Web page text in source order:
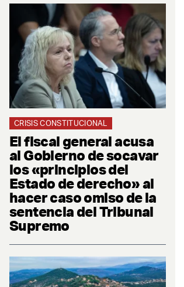
CRISIS CONSTITUCIONAL
El fiscal general acusa
al Gobierno de socavar
los «principios del
Estado de derecho» al
hacer caso omiso de la
sentencia del Tribunal
Supremo